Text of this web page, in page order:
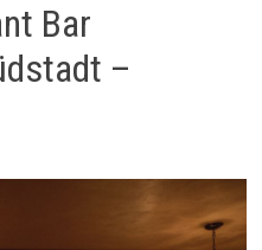
Bar
–